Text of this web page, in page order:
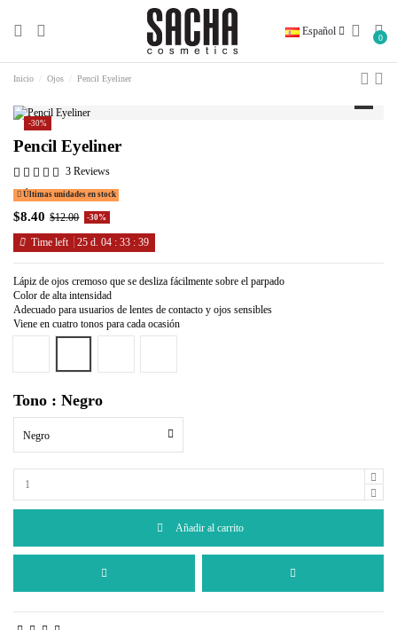
Español 0
Inicio Ojos Pencil Eyeliner
-30%
Pencil Eyeliner
3 Reviews
Últimas unidades en stock
$8.40 $12.00 -30%
Time left 25 d. 04 :33 :39
Lápiz de ojos cremoso que se desliza fácilmente sobre el parpado
Color de alta intensidad
Adecuado para usuarios de lentes de contacto y ojos sensibles
Viene en cuatro tonos para cada ocasión
Tono : Negro
Negro
Añadir al carrito